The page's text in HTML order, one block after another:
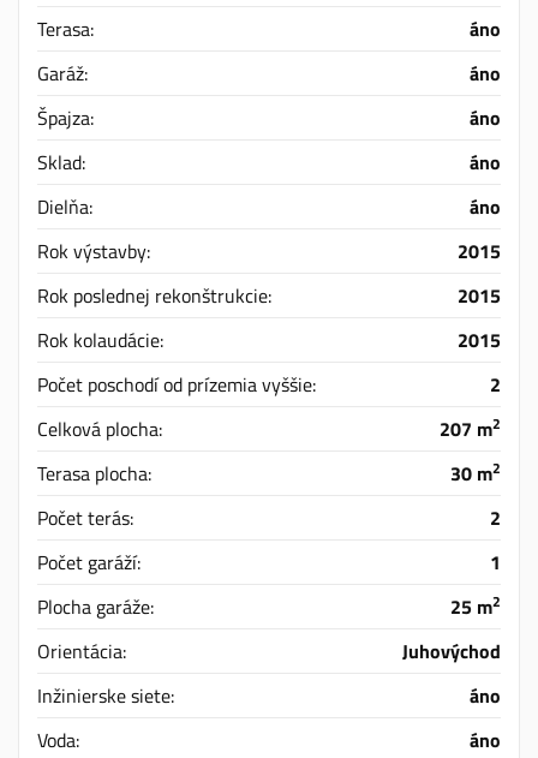
Terasa:
áno
Garáž:
áno
Špajza:
áno
Sklad:
áno
Dielňa:
áno
Rok výstavby:
2015
Rok poslednej rekonštrukcie:
2015
Rok kolaudácie:
2015
Počet poschodí od prízemia vyššie:
2
Celková plocha:
207 m2
Terasa plocha: 30 m2
Počet terás:
2
Počet garáží:
1
Plocha garáže:
25 m2
Orientácia:
Juhovýchod
Inžinierske siete:
áno
Voda:
áno